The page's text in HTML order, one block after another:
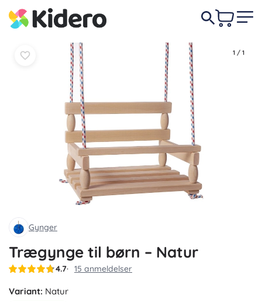
1 / 1
Gynger
Trægynge til børn – Natur
4.7 15 anmeldelser
Variant: Natur
209 DKK
Læg i